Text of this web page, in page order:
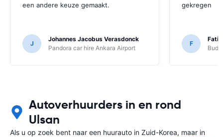
een andere keuze gemaakt.
J
Johannes Jacobus Verasdonck
Pandora car hire Ankara Airport
gekregen
F
Fatih
Autoverhuurders in en rond
Ulsan
Als u op zoek bent naar een huurauto in Zuid-Korea, maar in